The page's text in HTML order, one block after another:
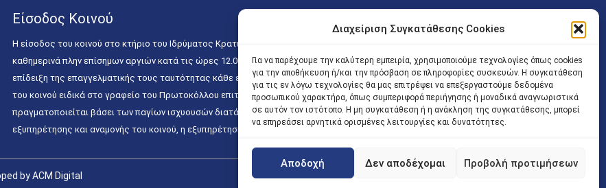
Διαχείριση Συγκατάθεσης Cookies
Για να παρέχουμε την καλύτερη εμπειρία, χρησιμοποιούμε τεχνολογίες όπως cookies
για την αποθήκευση ή/και την πρόσβαση σε πληροφορίες συσκευών. Η συγκατάθεση
για τις εν λόγω τεχνολογίες θα μας επιτρέψει να επεξεργαστούμε δεδομένα
προσωπικού χαρακτήρα, όπως συμπεριφορά περιήγησης ή μοναδικά αναγνωριστικά
σε αυτόν τον ιστότοπο. Η μη συγκατάθεση ή η ανάκληση της συγκατάθεσης, μπορεί
να επηρεάσει αρνητικά ορισμένες λειτουργίες και δυνατότητες.
Αποδοχή Δεν αποδέχομαι Προβολή προτιμήσεων
Είσοδος Κοινού
Η είσοδος του κοινού στο κτήριο του Ιδρύματος Κρατικών Υποτροφιών (Λ. Εθνικής Αντιστάσεως 41 T.K.14234 Νέα Ιωνία), επιτρέπεται
καθημερινά πλην επίσημων αργιών κατά τις ώρες 12.00 – 15.00. Η είσοδος των Δικηγόρων στο κτήριο επιτρέπεται ελεύθερα με την
επίδειξη της επαγγελματικής τους ταυτότητας κάθε εργάσιμη ημέρα και ώρα χωρίς κανέναν χρονικό ή άλλο περιορισμό. Η είσοδος
του κοινού ειδικά στο γραφείο του Πρωτοκόλλου επιτρέπεται καθημερινά κατά τις ώρες 9.00 – 15.00. Η εξυπηρέτηση του κοινού
πραγματοποιείται βάσει των παγίων ισχυουσών διατάξεων. Για την αποφυγή συνωστισμού εντός του εσωτερικού χώρου
εξυπηρέτησης και αναμονής του κοινού, η εξυπηρέτησή του δύναται να πραγματοποιείται κατόπιν προγραμματισμένου ραντεβού.
by ACM Digital